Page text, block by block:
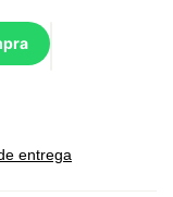
entrega